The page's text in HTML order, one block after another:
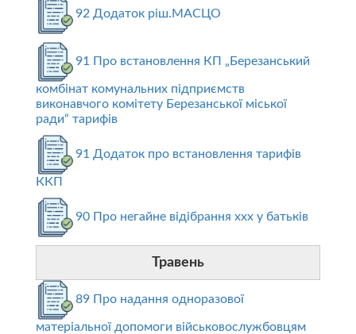
92 Додаток ріш.МАСЦО
91 Про встановлення КП „Березанський
комбінат комунальних підприємств
виконавчого комітету Березанської міської
ради“ тарифів
91 Додаток про встановлення тарифів
ККП
90 Про негайне відібрання ххх у батьків
Травень
89 Про надання одноразової
матеріальної допомоги військовослужбовцям